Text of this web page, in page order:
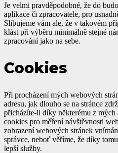
Je velmi pravděpodobné, že do
aplikace či zpracovatele, pro
Slibujeme vám ale, že v takovém
klást při výběru minimálně stejné
zpracování jako na sebe.
Cookies
Při procházení mých webových
adresu, jak dlouho se na stránce
přicházíte-li díky některému z
cookies pro měření návštěvnosti
zobrazení webových stránek
správce, neboť věříme, že díky
lepší služby.